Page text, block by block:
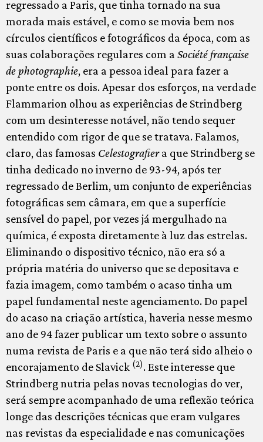
regressado a Paris, que tinha tornado na sua
morada mais estável, e como se movia bem nos
círculos científicos e fotográficos da época, com as
suas colaborações regulares com a Société française
de photographie, era a pessoa ideal para fazer a
ponte entre os dois. Apesar dos esforços, na verdade
Flammarion olhou as experiências de Strindberg
com um desinteresse notável, não tendo sequer
entendido com rigor de que se tratava. Falamos,
claro, das famosas Celestografiera que Strindberg se
tinha dedicado no inverno de 93-94, após ter
regressado de Berlim, um conjunto de experiências
fotográficas sem câmara, em que a superfície
sensível do papel, por vezes já mergulhado na
química, é exposta diretamente à luz das estrelas.
Eliminando o dispositivo técnico, não era só a
própria matéria do universo que se depositava e
fazia imagem, como também o acaso tinha um
papel fundamental neste agenciamento. Do papel
do acaso na criação artística, haveria nesse mesmo
ano de 94 fazer publicar um texto sobre o assunto
numa revista de Paris e a que não terá sido alheio o
encorajamento de Slavick (2). Este interesse que
Strindberg nutria pelas novas tecnologias do ver,
será sempre acompanhado de uma reflexão teórica
longe das descrições técnicas que eram vulgares
nas revistas da especialidade e nas comunicações